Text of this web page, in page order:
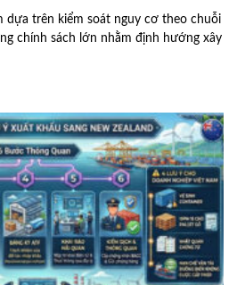
dựa trên kiểm soát nguy cơ theo chuỗi
chính sách lớn nhằm định hướng xây